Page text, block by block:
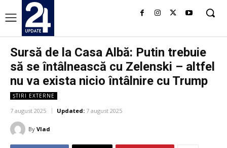
Sursă de la Casa Albă: Putin trebuie
să se întâlnească cu Zelenski – altfel
nu va exista nicio întâlnire cu Trump
ȘTIRI EXTERNE
7 august 2025 Updated: 7 august 2025
By Vlad